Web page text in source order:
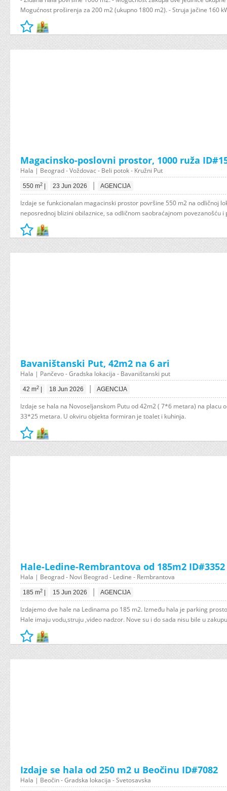
Mogućnost proširenja za 200 m2 (ukupno 1800 m2). - Struja jačine 160
Magacinsko-poslovni prostor, 1000 ruža
Hala | Beograd - Voždovac - Beli potok - Kružni Put
550 m2 23 Jun 2026 | AGENCIJA
Izdaje se funkcionalan magacinski prostor površine 550 m2 na odličnoj
neposrednoj blizini obilaznice, sa odličnom saobraćajnom povezanošću i
Bavaništanski Put, 42m2 na 6 ari
Hala | Pančevo - Gradska lokacija - Bavaništanski put
42 m2 18 Jun 2026 | AGENCIJA
Izdaje se hala na Novoseljanskom Putu od 42m2 ( 7*6 metara) na placu
33*25 metara. U okviru objekta formiran je toalet i kuhinja.
Hale-Ledine-Rembrantova od 185m2 ID#3352
Hala | Beograd - Novi Beograd - Ledine - Rembrantova
185 m2 15 Jun 2026 | AGENCIJA
Izdajemo dve hale na Ledinama po 185 m2. Između hala je parking
Hale imaju vodu,struju ,video nadzor. Nove su i do sada nisu bile u
Izdaje se hala od 250 m2 u Beočinu ID#7082
Hala | Beočin - Gradska lokacija - Svetosavska